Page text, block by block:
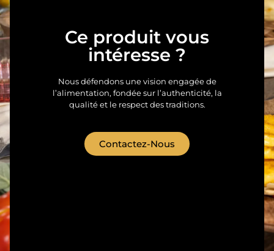
Ce produit vous
intéresse ?
Nous défendons une vision engagée de
l’alimentation, fondée sur l’authenticité, la
qualité et le respect des traditions.
Contactez-Nous